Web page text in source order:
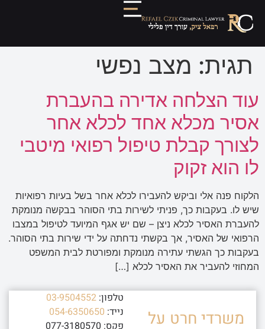
תגית: מצב נפשי
עוד הצלחה אדירה בהעברת
אסיר מכלא אחד לכלא אחר
לצורך קבלת טיפול רפואי מיטבי
לו הוא זקוק
הלקוח פנה אלי וביקש להעבירו לכלא אחר בשל בעיות רפואיות
שיש לו. בעקבות כך, פניתי לשירות בתי הסוהר בבקשה מנומקת
להעברת האסיר לכלא ניצן – שם יש אגף המיועד לטיפול במצבו
הרפואי של האסיר, אך בקשתי נדחתה על ידי שירות בתי הסוהר.
בעקבות כך הגשתי עתירה מנומקת ומפורטת לבית המשפט
המחוזי להעביר את האסיר לכלא […]
משרדי חרט על
טלפון: 03-9504552
נייד: 054-6350650